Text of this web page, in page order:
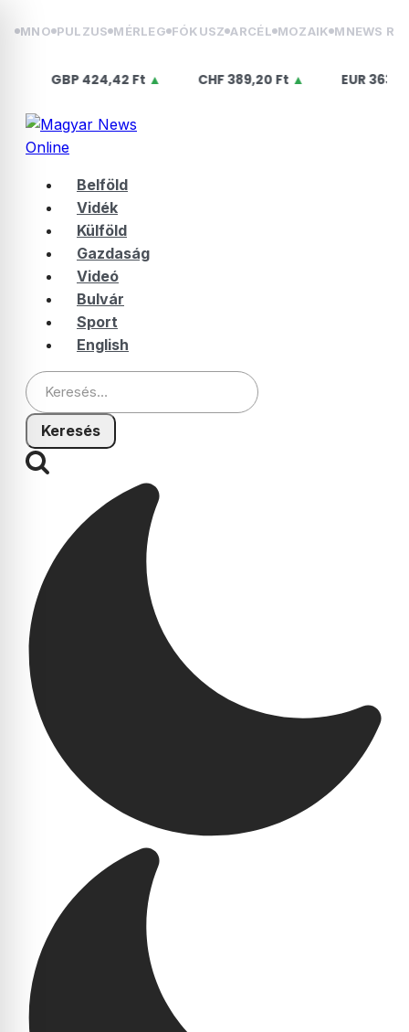
MNO PULZUS MÉRLEG FÓKUSZ ARCÉL MOZAIK MNEWS
424,42 Ft▲ CHF 389,20 Ft ▲ EUR363,75 Ft▲
Belföld
Vidék
Külföld
Gazdaság
Videó
Bulvár
Sport
English
Keresés: